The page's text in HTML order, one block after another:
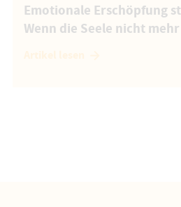
Emotionale Erschöpfung
Wenn die Seele nicht